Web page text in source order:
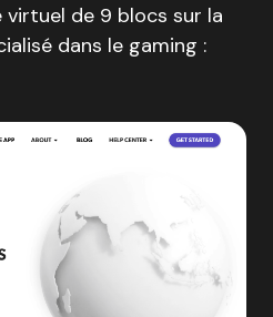
de 9 blocs sur la
dans le gaming :